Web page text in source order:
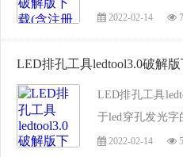
完美支持
的cdr各种版本，
是采用c++语言进
2022-02-14
LED排孔工具ledtool3.0破解
LED排孔工具
于led穿孔发光
孔快，完美支持
2022-02-14